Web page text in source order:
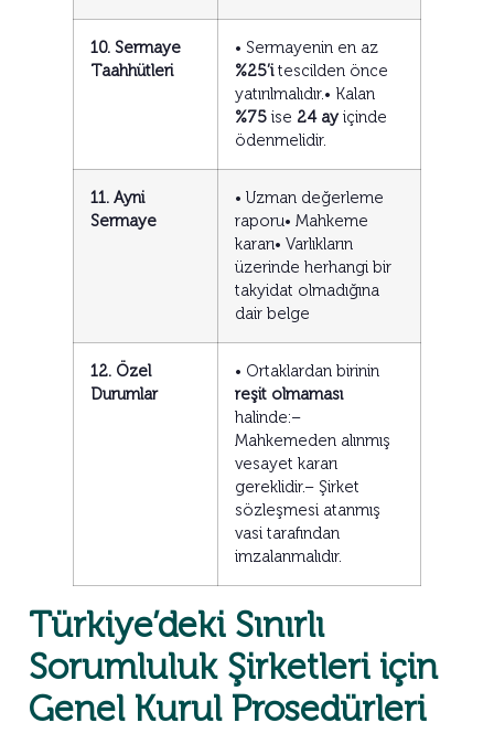
10. Sermaye
Taahhütleri
• Sermayenin en az
%25’itescilden önce
yatırılmalıdır.• Kalan
%75 ise 24 ayiçinde
ödenmelidir.
11. Ayni
Sermaye
• Uzman değerleme
raporu• Mahkeme
kararı• Varlıkların
üzerinde herhangi bir
takyidat olmadığına
dair belge
12. Özel
Durumlar
• Ortaklardan birinin
reşit olmaması
halinde:–
Mahkemeden alınmış
vesayet kararı
gereklidir.– Şirket
sözleşmesi atanmış
vasi tarafından
imzalanmalıdır.
Türkiye’deki Sınırlı
Sorumluluk Şirketleri için
Genel Kurul Prosedürleri